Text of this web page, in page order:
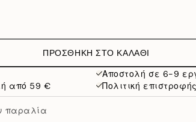
ΠΡΟΣΘΉΚΗ ΣΤΟ ΚΑΛΆΘΙ
Αποστολή σε 6-9
από 59 €
Πολιτική
παραλία